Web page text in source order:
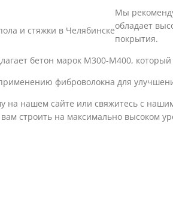
и стяжки в Челябинске
Мы
обладает
покрытия.
бетон марок М300-М400,
фиброволокна для
на нашем сайте или свяжитесь с
строить на максимально высоком